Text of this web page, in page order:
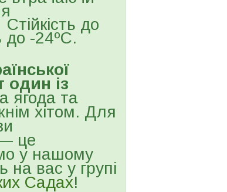
до
до -24ºС.
один із
ягода та
хітом. Для
це
у нашому
на вас у групі
Садах!